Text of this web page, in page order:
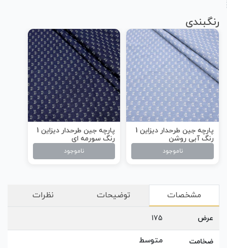
رنگبندی
پارچه جین طرحدار دیزاین 1
رنگ آبی روشن
ناموجود
پارچه جین طرحدار دیزاین 1
رنگ سورمه ای
ناموجود
مشخصات توضیحات نظرات
عرض 175
ضخامت متوسط